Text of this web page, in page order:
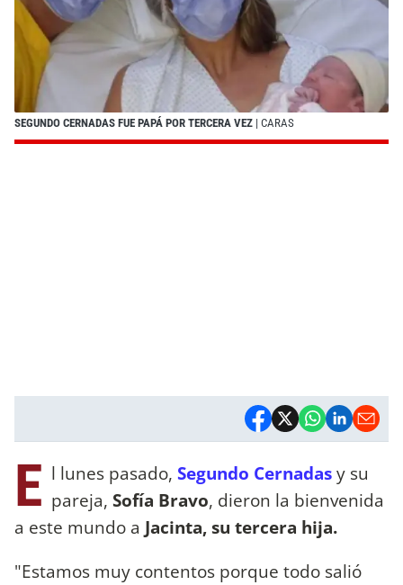
SEGUNDO CERNADAS FUE PAPÁ POR TERCERA VEZ | CARAS
E l lunes pasado, Segundo Cernadasy su
pareja, Sofía Bravo, dieron la bienvenida
a este mundo a Jacinta, su tercera hija.
"Estamos muy contentos porque todo salió